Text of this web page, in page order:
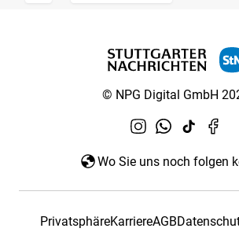
© NPG Digital GmbH
Wo Sie uns noch folgen
PrivatsphäreKarriereAGB